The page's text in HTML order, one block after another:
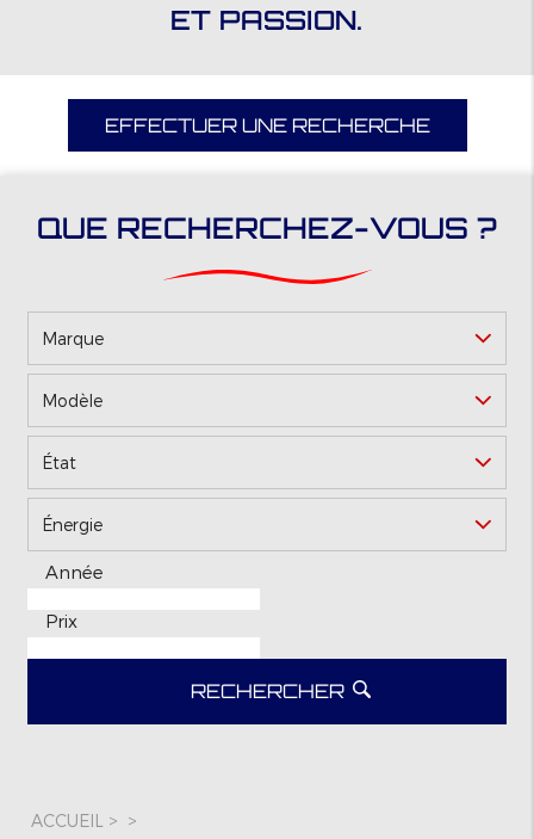
ET PASSION.
EFFECTUER UNE RECHERCHE
QUE RECHERCHEZ-VOUS ?
*
Année
Prix
RECHERCHER
ACCUEIL > >